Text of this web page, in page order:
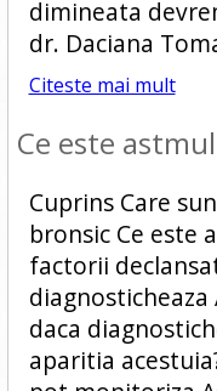
dimineata
dr. Daciana
Citeste mai mult
Ce este astmul
Cuprins Care
bronsic Ce este
factorii
diagnosticheaza
daca
aparitia